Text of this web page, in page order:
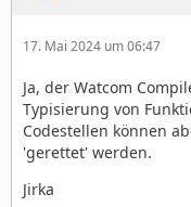
17. Mai 2024 um 06:47
Ja, der Watcom
Typisierung von
Codestellen können
'gerettet' werden.
Jirka